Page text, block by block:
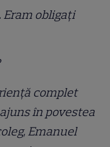
Eram obligați
complet
în povestea
Emanuel